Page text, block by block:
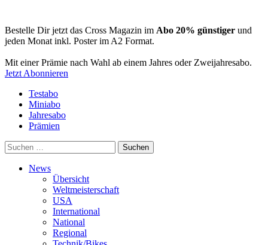
Bestelle Dir jetzt das Cross Magazin im Abo 20% günstiger und
jeden Monat inkl. Poster im A2 Format.
Mit einer Prämie nach Wahl ab einem Jahres oder Zweijahresabo.
Jetzt Abonnieren
Testabo
Miniabo
Jahresabo
Prämien
Suchen
nach:
News
Übersicht
Weltmeisterschaft
USA
International
National
Regional